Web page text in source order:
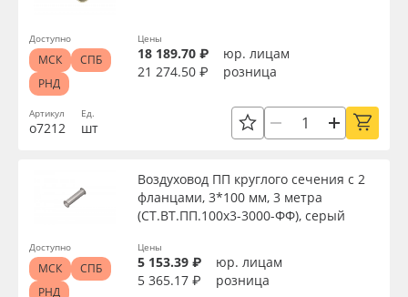
Артикул
о7212
Ед.
шт
Цены
18 189.70 ₽
юр. лицам
21 274.50 ₽
розница
Доступно
МСК
СПБ
РНД
Воздуховод ПП круглого сечения с 2
фланцами, 3*100 мм, 3 метра
(СТ.ВТ.ПП.100х3-3000-ФФ), серый
Цены
5 153.39 ₽
юр. лицам
5 365.17 ₽
розница
Доступно
МСК
СПБ
РНД